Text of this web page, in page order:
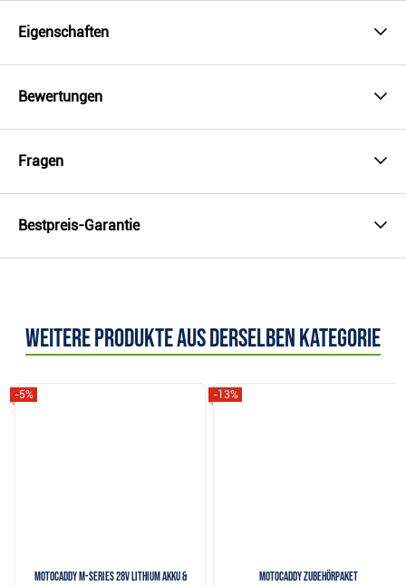
Eigenschaften
Bewertungen
Fragen
Bestpreis-Garantie
Weitere Produkte aus derselben Kategorie
Motocaddy M-Series 28V Lithium Akku &
-5%
Motocaddy Zubehörpaket
-13%